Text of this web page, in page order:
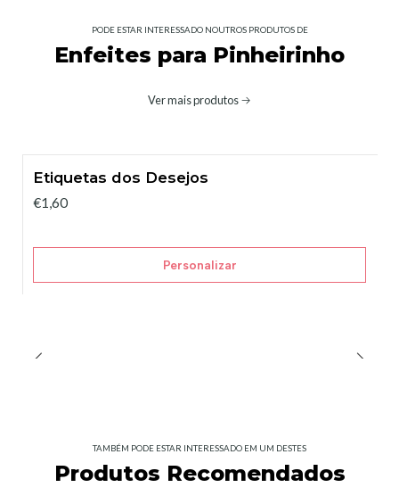
PODE ESTAR INTERESSADO NOUTROS PRODUTOS DE
Enfeites para Pinheirinho
Ver mais produtos
Etiquetas dos Desejos
€1,60
Personalizar
TAMBÉM PODE ESTAR INTERESSADO EM UM DESTES
Produtos Recomendados